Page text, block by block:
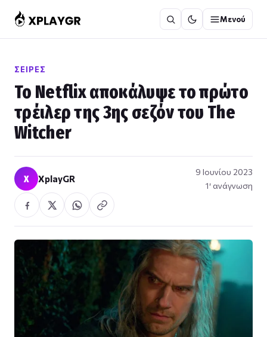
στο
περιεχόμενο
Μενού
ΣΕΙΡΈΣ
Το Netflix αποκάλυψε το πρώτο
τρέιλερ της 3ης σεζόν του The
Witcher
X XplayGR
9 Ιουνίου 2023
1′ ανάγνωση